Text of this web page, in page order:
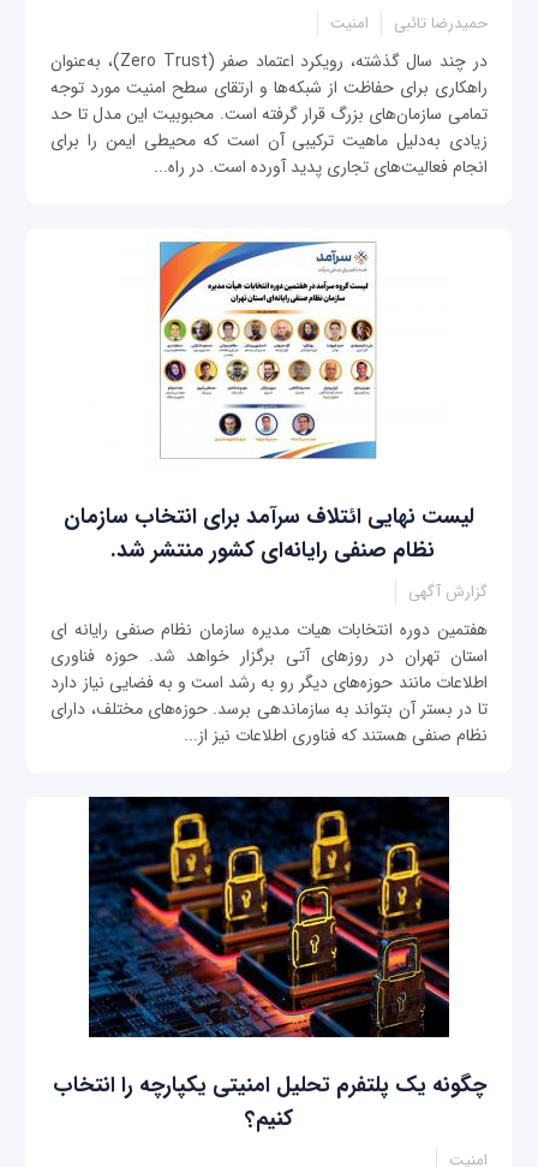
حمیدرضا تائبی امنیت
در چند سال گذشته، رویکرد اعتماد صفر (Zero Trust)، به‌عنوان
راهکاری برای حفاظت از شبکه‌ها و ارتقای سطح امنیت مورد توجه
تمامی سازمان‌های بزرگ قرار گرفته است. محبوبیت این مدل تا حد
زیادی به‌دلیل ماهیت ترکیبی آن است که محیطی ایمن را برای
انجام فعالیت‌های تجاری پدید آورده است. در راه...
لیست نهایی ائتلاف سرآمد برای انتخاب سازمان
نظام صنفی رایانه‌ای کشور منتشر شد.
گزارش آگهی
هفتمین دوره انتخابات هیات مدیره سازمان نظام صنفی رایانه ای
استان تهران در روزهای آتی برگزار خواهد شد. حوزه فناوری
اطلاعات مانند حوزه‌های دیگر رو به رشد است و به فضایی نیاز دارد
تا در بستر آن بتواند به سازماندهی برسد. حوزه‌های مختلف، دارای
نظام صنفی هستند که فناوری اطلاعات نیز از...
چگونه یک پلتفرم تحلیل امنیتی یکپارچه را انتخاب
کنیم؟
امنیت